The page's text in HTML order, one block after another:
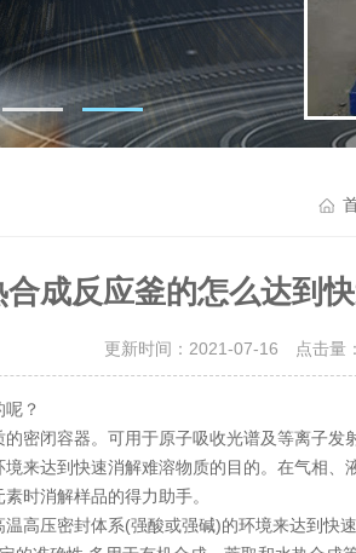
合成反应釜的怎么达到
更新时间：2021-07-16 点击量
？
闭容器。可用于原子吸收光谱及等离子发
来达到快速消解难溶物质的目的。在气相、
时消解样品的得力助手。
压密封体系(强酸或强碱)的环境来达到快